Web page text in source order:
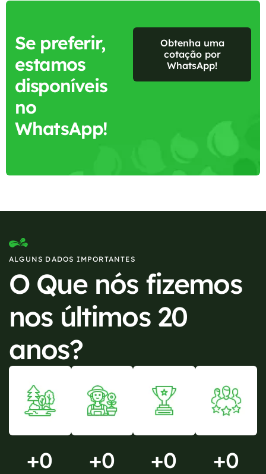
Se preferir,
estamos
disponíveis
no
WhatsApp!
Obtenha uma
cotação por
WhatsApp!
ALGUNS DADOS IMPORTANTES
O Que nós fizemos
nos últimos 20
anos?
+0 +0 +0 +0